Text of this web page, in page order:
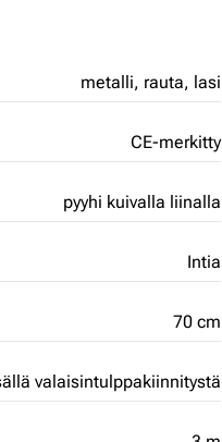
metalli, rauta, lasi
CE-merkitty
pyyhi kuivalla liinalla
Intia
70 cm
valaisintulppakiinnitystä